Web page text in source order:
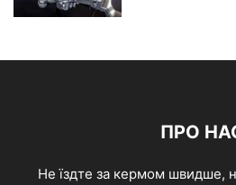
ПРО
Не їздте за кермом швидше,